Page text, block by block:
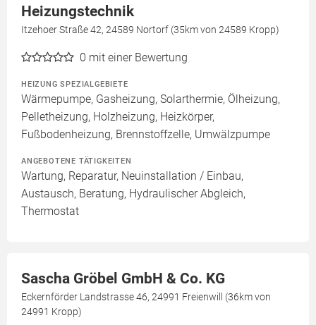
Heizungstechnik
Itzehoer Straße 42, 24589 Nortorf (35km von 24589 Kropp)
0 mit einer Bewertung
HEIZUNG SPEZIALGEBIETE
Wärmepumpe, Gasheizung, Solarthermie, Ölheizung,
Pelletheizung, Holzheizung, Heizkörper,
Fußbodenheizung, Brennstoffzelle, Umwälzpumpe
ANGEBOTENE TÄTIGKEITEN
Wartung, Reparatur, Neuinstallation / Einbau,
Austausch, Beratung, Hydraulischer Abgleich,
Thermostat
Sascha Gröbel GmbH & Co. KG
Eckernförder Landstrasse 46, 24991 Freienwill (36km von
24991 Kropp)